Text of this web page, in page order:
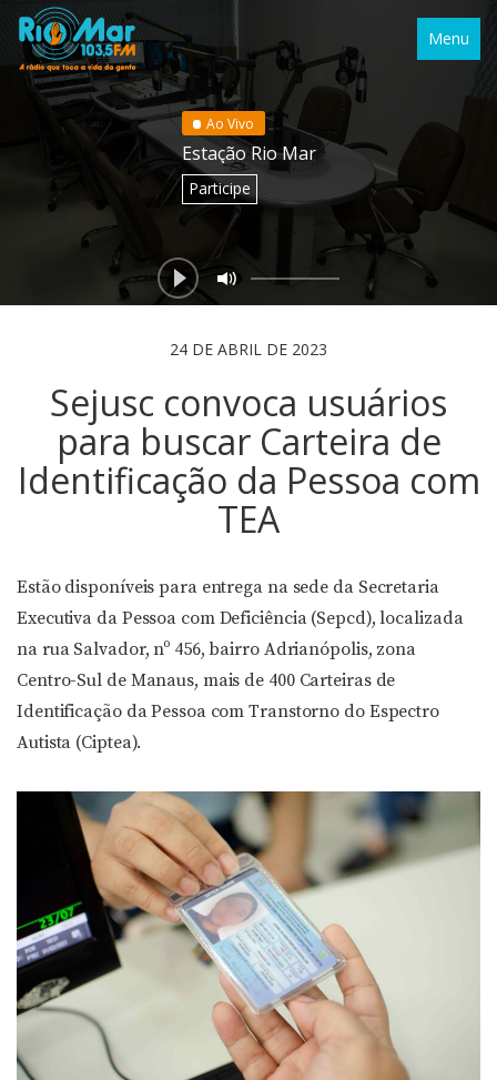
Menu
Ao Vivo
Estação Rio Mar
Participe
24 DE ABRIL DE 2023
Sejusc convoca usuários
para buscar Carteira de
Identificação da Pessoa com
TEA
Estão disponíveis para entrega na sede da Secretaria
Executiva da Pessoa com Deficiência (Sepcd), localizada
na rua Salvador, nº 456, bairro Adrianópolis, zona
Centro-Sul de Manaus, mais de 400 Carteiras de
Identificação da Pessoa com Transtorno do Espectro
Autista (Ciptea).